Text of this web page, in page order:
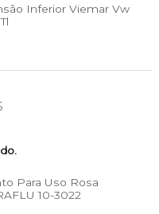
Inferior Viemar Vw
Para Uso Rosa
10-3022